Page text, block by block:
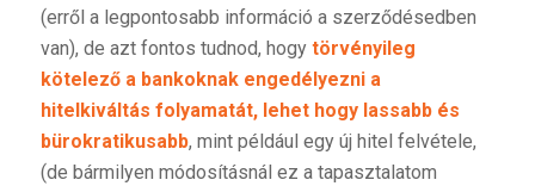
(erről a legpontosabb információ a szerződésedben
van), de azt fontos tudnod, hogy törvényileg
kötelező a bankoknak engedélyezni a
hitelkiváltás folyamatát, lehet hogy lassabb és
bürokratikusabb, mint például egy új hitel felvétele,
(de bármilyen módosításnál ez a tapasztalatom